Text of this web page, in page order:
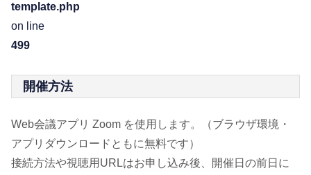
template.php
on line
499
開催方法
Web会議アプリ Zoom を使用します。（ブラウザ環境・
アプリダウンロードともに無料です）
接続方法や視聴用URLはお申し込み後、開催日の前日に